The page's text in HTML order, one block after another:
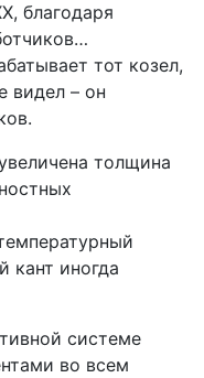
благодаря
тот козел,
видел – он
толщина
кант иногда
системе
во всем